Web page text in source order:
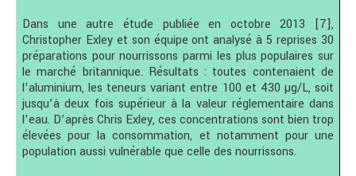
Dans une autre étude publiée en octobre 2013 [7],
Christopher Exley et son équipe ont analysé à 5 reprises 30
préparations pour nourrissons parmi les plus populaires sur
le marché britannique. Résultats : toutes contenaient de
l’aluminium, les teneurs variant entre 100 et 430 µg/L, soit
jusqu’à deux fois supérieur à la valeur réglementaire dans
l’eau. D’après Chris Exley, ces concentrations sont bien trop
élevées pour la consommation, et notamment pour une
population aussi vulnérable que celle des nourrissons.